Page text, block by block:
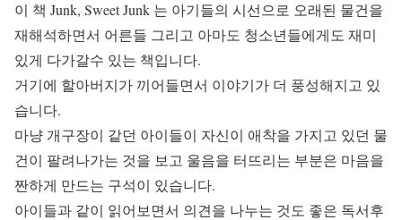
이 책 Junk, Sweet Junk 는 아기들의 시선으로 오래된 물건을
재해석하면서 어른들 그리고 아마도 청소년들에게도 재미
있게 다가갈수 있는 책입니다.
거기에 할아버지가 끼어들면서 이야기가 더 풍성해지고 있
습니다.
마냥 개구장이 같던 아이들이 자신이 애착을 가지고 있던 물
건이 팔려나가는 것을 보고 울음을 터뜨리는 부분은 마음을
짠하게 만드는 구석이 있습니다.
아이들과 같이 읽어보면서 의견을 나누는 것도 좋은 독서후